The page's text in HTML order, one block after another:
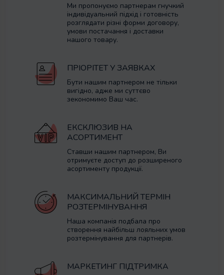
Ми пропонуємо партнерам гнучкий
індивідуальний підхід і готовність
розглядати різні форми договору,
умови постачання і доставки
нашого товару.
ПРІОРІТЕТ У ЗАЯВКАХ
Бути нашим партнером не тільки
вигідно, адже ми суттєво
зекономимо Ваш час.
ЕКСКЛЮЗИВ НА
АСОРТИМЕНТ
Ставши нашим партнером, Ви
отримуєте доступ до розширеного
асортименту продукції.
МАКСИМАЛЬНИЙ ТЕРМІН
РОЗТЕРМІНУВАННЯ
Наша компанія подбала про
створення найбільш лояльних умов
розтермінування для партнерів.
МАРКЕТИНГ ПІДТРИМКА